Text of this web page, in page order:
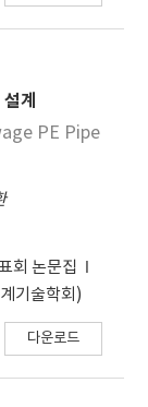
계
PE Pipe
회 논문집
기술학회)
다운로드